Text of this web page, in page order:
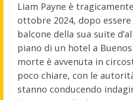
Liam Payne è
ottobre 2024, dopo
balcone della sua suite
piano di un hotel a Buenos
morte è avvenuta in
poco chiare, con le
stanno conducendo